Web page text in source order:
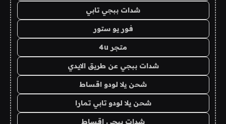
شدات ببجي تابي
فور يو ستور
متجر 4u
شدات ببجي عن طريق الايدي
شحن يلا لودو اقساط
شحن يلا لودو تابي تمارا
شدات ببجي اقساط